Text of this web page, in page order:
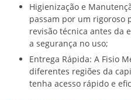
Higienização e
passam por um rigoroso
revisão técnica antes da
a segurança no uso;
Entrega Rápida: A Fisio
diferentes regiões da
tenha acesso rápido e